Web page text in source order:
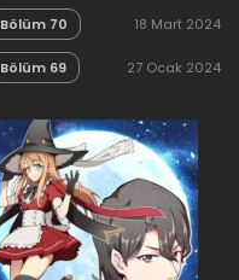
Bölüm 70 18 Mart 2024
Bölüm 69 27 Ocak 2024